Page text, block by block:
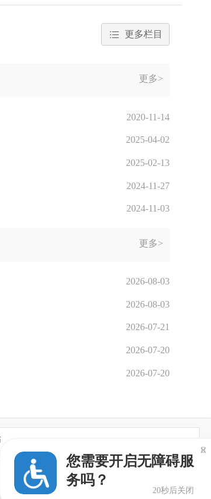
更多栏目
更多>
2020-11-14
2025-04-02
2025-02-13
2024-11-27
2024-11-03
更多>
2026-08-03
2026-08-03
2026-07-21
2026-07-20
2026-07-20
您需要开启无障碍服
务吗？
20秒后关闭
